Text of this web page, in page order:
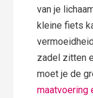
van je
kleine fiets
zadel zitten
moet je de
maatvoering